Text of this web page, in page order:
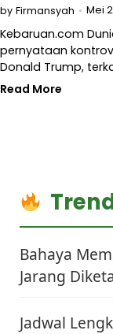
by Firmansyah Mei
Kebaruan.com
pernyataan
Donald Trump,
Read More
Bahaya
Jarang
Jadwal